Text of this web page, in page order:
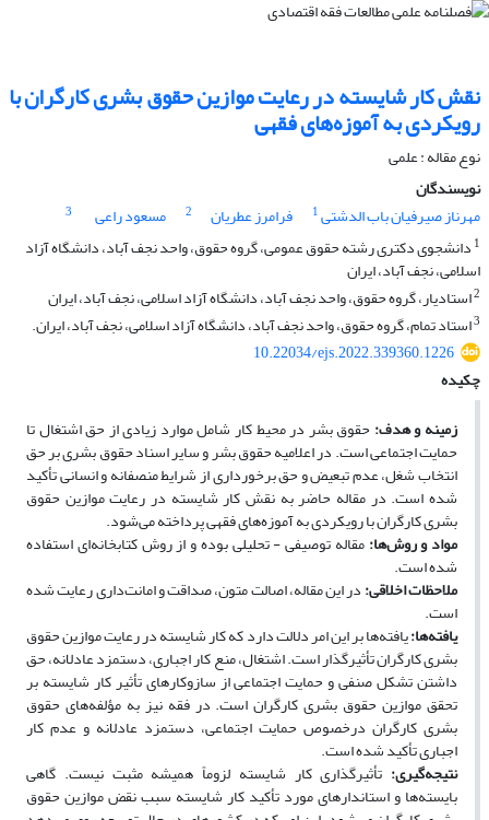
نقش کار شایسته در رعایت موازین حقوق بشری کارگران با
رویکردی به آموزه‌های فقهی
نوع مقاله : علمی
نویسندگان
مهرناز صیرفیان باب الدشتى1 فرامرز عطریان 2 مسعود راعی
3
1 دانشجوی دکتری رشته حقوق عمومی، گروه حقوق، واحد نجف آباد، دانشگاه آزاد
اسلامی، نجف آباد، ایران
2استادیار، گروه حقوق، واحد نجف آباد، دانشگاه آزاد اسلامی، نجف آباد، ایران
3استاد تمام، گروه حقوق، واحد نجف آباد، دانشگاه آزاد اسلامی، نجف آباد، ایران.
10.22034/ejs.2022.339360.1226
چکیده
زمینه و هدف: حقوق بشر در محیط کار شامل موارد زیادی از حق اشتغال تا
حمایت اجتماعی است. در اعلامیه حقوق بشر و سایر اسناد حقوق بشری بر حق
انتخاب شغل، عدم تبعیض و حق برخورداری از شرایط منصفانه و انسانی تأکید
شده است. در مقاله حاضر به نقش کار شایسته در رعایت موازین حقوق
بشری کارگران با رویکردی به آموزه‌های فقهی پرداخته می‌شود.
مواد و روش‌ها:مقاله توصیفی - تحلیلی بوده و از روش کتابخانه‌ای استفاده‌
شده است.
ملاحظات اخلاقی:در این مقاله، اصالت متون، صداقت و امانت‌داری رعایت شده
است.
یافته‌ها:یافته‌ها بر این امر دلالت دارد که کار شایسته در رعایت موازین حقوق
بشری کارگران تأثیرگذار است. اشتغال، منع کار اجباری، دستمزد عادلانه، حق
داشتن تشکل صنفی و حمایت اجتماعی از سازوکارهای تأثیر کار شایسته بر
تحقق موازین حقوق بشری کارگران است. در فقه نیز به مؤلفه‌های حقوق
بشری کارگران درخصوص حمایت اجتماعی، دستمزد عادلانه و عدم کار
اجباری تأکید شده است.
نتیجه‌گیری: تأثیرگذاری کار شایسته لزوماً همیشه مثبت نیست. گاهی
بایسته‌ها و استاندارهای مورد تأکید کار شایسته سبب نقض موازین حقوق